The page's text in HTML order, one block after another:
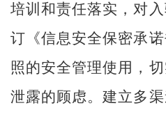
培训和责任落实，对
订《信息安全保密承
照的安全管理使用，
泄露的顾虑。建立多